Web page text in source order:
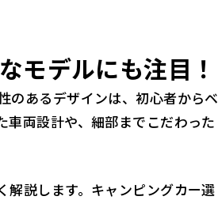
モデルにも注目！
のあるデザインは、初心者からベ
車両設計や、細部までこだわった
解説します。キャンピングカー選